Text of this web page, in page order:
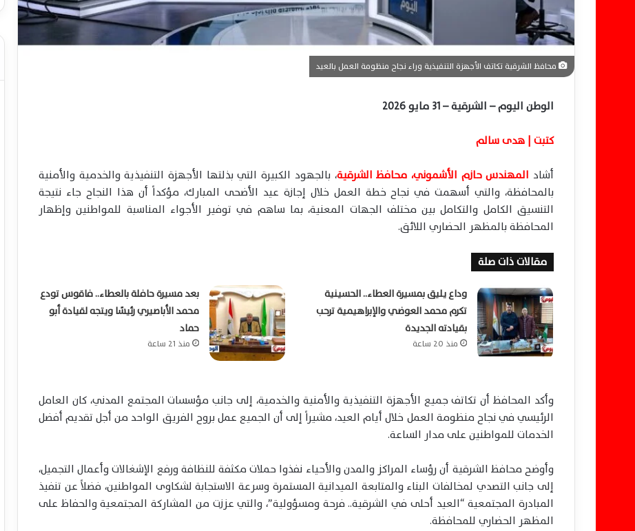
محافظ الشرقية تكاتف الأجهزة التنفيذية وراء نجاح منظومة العمل بالعيد
الوطن اليوم – الشرقية – 31 مايو 2026
كتبت | هدى سالم
أشاد المهندس حازم الأشموني، محافظ الشرقية، بالجهود الكبيرة التي بذلتها الأجهزة التنفيذية والخدمية والأمنية
بالمحافظة، والتي أسهمت في نجاح خطة العمل خلال إجازة عيد الأضحى المبارك، مؤكداً أن هذا النجاح جاء نتيجة
التنسيق الكامل والتكامل بين مختلف الجهات المعنية، بما ساهم في توفير الأجواء المناسبة للمواطنين وإظهار
المحافظة بالمظهر الحضاري اللائق.
مقالات ذات صلة
وداع يليق بمسيرة العطاء.. الحسينية
تكرم محمد العوضي والإبراهيمية ترحب
بقيادته الجديدة
منذ 20 ساعة
بعد مسيرة حافلة بالعطاء.. فاقوس تودع
محمد الأباصيري رئيسًا ويتجه لقيادة أبو
حماد
منذ 21 ساعة
وأكد المحافظ أن تكاتف جميع الأجهزة التنفيذية والأمنية والخدمية، إلى جانب مؤسسات المجتمع المدني، كان العامل
الرئيسي في نجاح منظومة العمل خلال أيام العيد، مشيراً إلى أن الجميع عمل بروح الفريق الواحد من أجل تقديم أفضل
الخدمات للمواطنين على مدار الساعة.
وأوضح محافظ الشرقية أن رؤساء المراكز والمدن والأحياء نفذوا حملات مكثفة للنظافة ورفع الإشغالات وأعمال التجميل،
إلى جانب التصدي لمخالفات البناء والمتابعة الميدانية المستمرة وسرعة الاستجابة لشكاوى المواطنين، فضلاً عن تنفيذ
المبادرة المجتمعية “العيد أحلى في الشرقية.. فرحة ومسؤولية”، والتي عززت من المشاركة المجتمعية والحفاظ على
المظهر الحضاري للمحافظة.